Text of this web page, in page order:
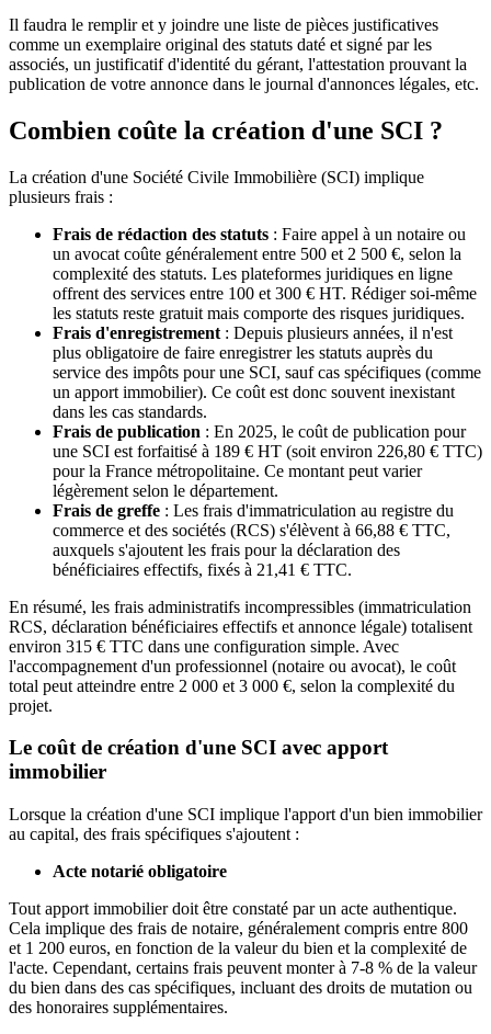
Il faudra le remplir et y joindre une liste de pièces justificatives
comme un exemplaire original des statuts daté et signé par les
associés, un justificatif d'identité du gérant, l'attestation prouvant la
publication de votre annonce dans le journal d'annonces légales, etc.
Combien coûte la création d'une SCI ?
La création d'une Société Civile Immobilière (SCI) implique
plusieurs frais :
Frais de rédaction des statuts : Faire appel à un notaire ou
un avocat coûte généralement entre 500 et 2 500 €, selon la
complexité des statuts. Les plateformes juridiques en ligne
offrent des services entre 100 et 300 € HT. Rédiger soi-même
les statuts reste gratuit mais comporte des risques juridiques.
Frais d'enregistrement : Depuis plusieurs années, il n'est
plus obligatoire de faire enregistrer les statuts auprès du
service des impôts pour une SCI, sauf cas spécifiques (comme
un apport immobilier). Ce coût est donc souvent inexistant
dans les cas standards.
Frais de publication : En 2025, le coût de publication pour
une SCI est forfaitisé à 189 € HT (soit environ 226,80 € TTC)
pour la France métropolitaine. Ce montant peut varier
légèrement selon le département.
Frais de greffe : Les frais d'immatriculation au registre du
commerce et des sociétés (RCS) s'élèvent à 66,88 € TTC,
auxquels s'ajoutent les frais pour la déclaration des
bénéficiaires effectifs, fixés à 21,41 € TTC.
En résumé, les frais administratifs incompressibles (immatriculation
RCS, déclaration bénéficiaires effectifs et annonce légale) totalisent
environ 315 € TTC dans une configuration simple. Avec
l'accompagnement d'un professionnel (notaire ou avocat), le coût
total peut atteindre entre 2 000 et 3 000 €, selon la complexité du
projet.
Le coût de création d'une SCI avec apport
immobilier
Lorsque la création d'une SCI implique l'apport d'un bien immobilier
au capital, des frais spécifiques s'ajoutent :
Acte notarié obligatoire
Tout apport immobilier doit être constaté par un acte authentique.
Cela implique des frais de notaire, généralement compris entre 800
et 1 200 euros, en fonction de la valeur du bien et la complexité de
l'acte. Cependant, certains frais peuvent monter à 7-8 % de la valeur
du bien dans des cas spécifiques, incluant des droits de mutation ou
des honoraires supplémentaires.